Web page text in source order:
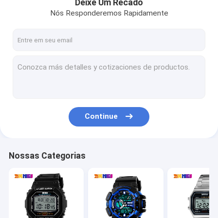
Deixe Um Recado
Nós Responderemos Rapidamente
Continue
Nossas Categorias